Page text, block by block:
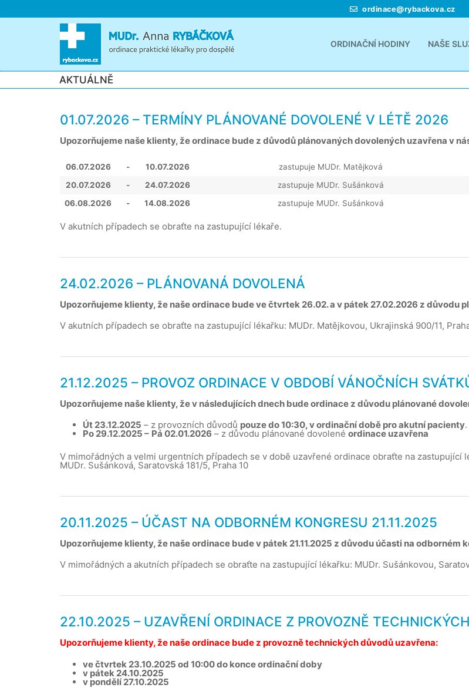
obsah
ordinace@rybackova.cz
ORDINAČNÍ HODINY NAŠE
AKTUÁLNĚ
01.07.2026 – TERMÍNY PLÁNOVANÉ DOVOLENÉ V LÉTĚ 2026
Upozorňujeme naše klienty, že ordinace bude z důvodů plánovaných dovolených uzavřena v
06.07.2026 - 10.07.2026 zastupuje MUDr. Matějková
20.07.2026
- 24.07.2026 zastupuje MUDr. Sušánková
06.08.2026
- 14.08.2026 zastupuje MUDr. Sušánková
V akutních případech se obraťte na zastupující lékaře.
24.02.2026 – PLÁNOVANÁ DOVOLENÁ
Upozorňujeme klienty, že naše ordinace bude ve čtvrtek 26.02. a v pátek 27.02.2026 z důvodu
V akutních případech se obraťte na zastupující lékařku: MUDr. Matějkovou, Ukrajinská 900/11,
21.12.2025 – PROVOZ ORDINACE V OBDOBÍ VÁNOČNÍCH
Upozorňujeme naše klienty, že v následujících dnech bude ordinace z důvodu plánované
Út 23.12.2025 – z provozních důvodů pouze do 10:30, v ordinační době pro akutní pacienty.
Po 29.12.2025 – Pá 02.01.2026 – z důvodu plánované dovolenéordinace uzavřena
V mimořádných a velmi urgentních případech se v době uzavřené ordinace obraťte na zastupující
MUDr. Sušánková, Saratovská 181/5, Praha 10
20.11.2025 – ÚČAST NA ODBORNÉM KONGRESU 21.11.2025
Upozorňujeme klienty, že naše ordinace bude v pátek 21.11.2025 z důvodu účasti na odborném
V mimořádných a akutních případech se obraťte na zastupující lékařku: MUDr. Sušánkovou,
22.10.2025 – UZAVŘENÍ ORDINACE Z PROVOZNĚ
Upozorňujeme klienty, že naše ordinace bude z provozně technických důvodů uzavřena:
ve čtvrtek 23.10.2025 od 10:00 do konce ordinační doby
v pátek 24.10.2025
v pondělí 27.10.2025